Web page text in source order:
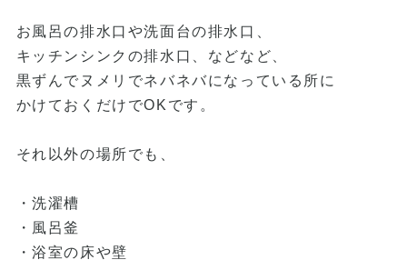
お風呂の排水口や洗面台の排水口、
キッチンシンクの排水口、などなど、
黒ずんでヌメリでネバネバになっている所に
かけておくだけでOKです。
それ以外の場所でも、
・洗濯槽
・風呂釜
・浴室の床や壁